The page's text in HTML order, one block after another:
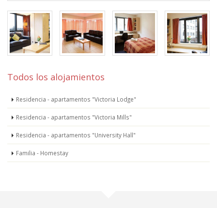
Todos los alojamientos
Residencia - apartamentos "Victoria Lodge"
Residencia - apartamentos "Victoria Mills"
Residencia - apartamentos "University Hall"
Familia - Homestay